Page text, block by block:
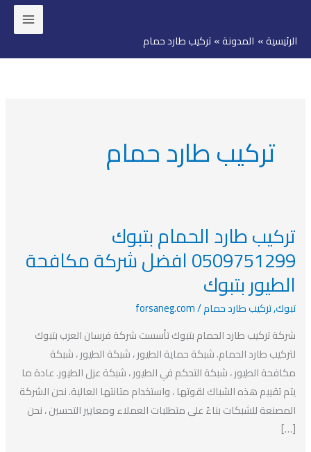
المحتوى
الرئيسية المدونة تركيب طارد حمام
تركيب طارد حمام
تركيب طارد الحمام بتبوك
0509751299 افضل شركة مكافحة
الطيور بتبوك
تبوك,تركيب طارد حمام/
forsaneg.com
شركة تركيب طارد الحمام بتبوك تأسست شركة فرسان العرب بتبوك
لتركيب طارد الحمام. شبكة حماية الطيور ، شبكة الطيور ، شبكة
مكافحة الطيور ، شبكة التحكم في الطيور ، شبكة عزل الطيور. عادة ما
يتم تقييم هذه الشباك لقوتها ، واستخدام متانتها العالية. نحن الشركة
المصنعة للشبكات بناءً على متطلبات العملاء ومعايير التحسين ، نحن
[…]
تركيب
طارد
الحمام
بتبوك
0509751299
افضل
شركة
مكافحة
الطيور
بتبوك